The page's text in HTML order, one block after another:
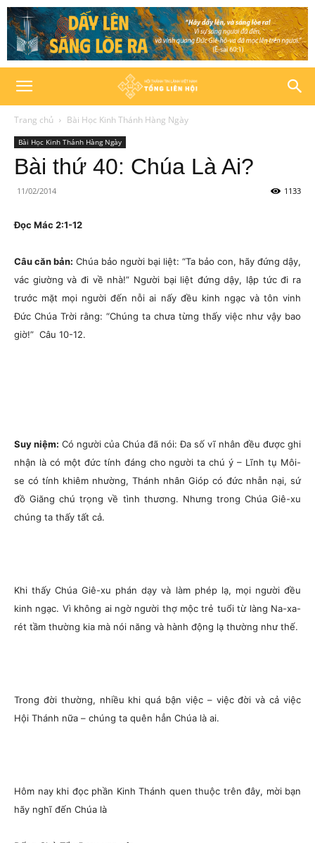
Trang chủ Bài Học Kinh Thánh Hàng Ngày
Bài Học Kinh Thánh Hàng Ngày
Bài thứ 40: Chúa Là Ai?
11/02/2014 1133
Đọc Mác 2:1-12
Câu căn bản: Chúa bảo người bại liệt: “Ta bảo con, hãy đứng dậy,
vác giường và đi về nhà!” Người bại liệt đứng dậy, lập tức đi ra
trước mặt mọi người đến nỗi ai nấy đều kinh ngạc và tôn vinh
Đức Chúa Trời rằng: “Chúng ta chưa từng thấy việc như vậy bao
giờ!” Câu 10-12.
Suy niệm: Có người của Chúa đã nói: Đa số vĩ nhân đều được ghi
nhận là có một đức tính đáng cho người ta chú ý – Lĩnh tụ Môi-
se có tính khiêm nhường, Thánh nhân Gióp có đức nhẫn nại, sứ
đồ Giăng chú trọng về tình thương. Nhưng trong Chúa Giê-xu
chúng ta thấy tất cả.
Khi thấy Chúa Giê-xu phán dạy và làm phép lạ, mọi người đều
kinh ngạc. Vì không ai ngờ người thợ mộc trẻ tuổi từ làng Na-xa-
rét tầm thường kia mà nói năng và hành động lạ thường như thế.
Trong đời thường, nhiều khi quá bận việc – việc đời và cả việc
Hội Thánh nữa – chúng ta quên hẳn Chúa là ai.
Hôm nay khi đọc phần Kinh Thánh quen thuộc trên đây, mời bạn
hãy nghĩ đến Chúa là